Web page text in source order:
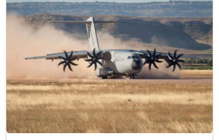
environnement numérique partagé qui
connecte capteurs,…Lire la suite